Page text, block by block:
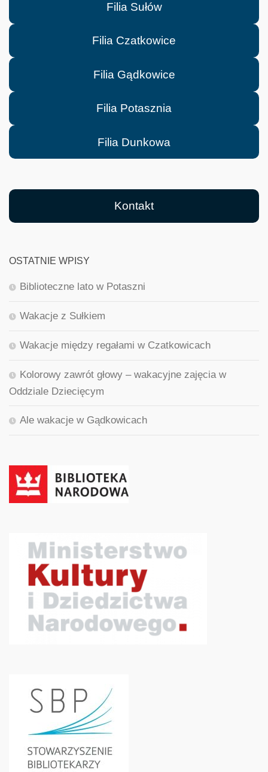
Filia Sułów
Filia Czatkowice
Filia Gądkowice
Filia Potasznia
Filia Dunkowa
Kontakt
OSTATNIE WPISY
Biblioteczne lato w Potaszni
Wakacje z Sułkiem
Wakacje między regałami w Czatkowicach
Kolorowy zawrót głowy – wakacyjne zajęcia w
Oddziale Dziecięcym
Ale wakacje w Gądkowicach